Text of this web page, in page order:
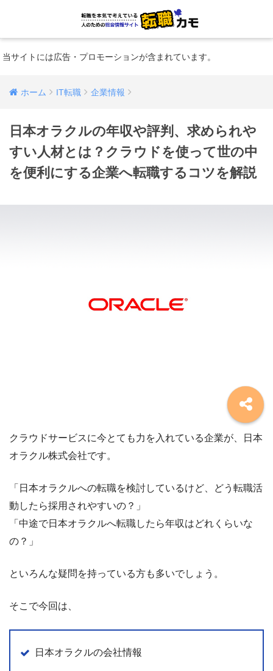
当サイトには広告・プロモーションが含まれています。
ホーム IT転職 企業情報
日本オラクルの年収や評判、求められや
すい人材とは？クラウドを使って世の中
を便利にする企業へ転職するコツを解説
クラウドサービスに今とても力を入れている企業が、日本
オラクル株式会社です。
「日本オラクルへの転職を検討しているけど、どう転職活
動したら採用されやすいの？」
「中途で日本オラクルへ転職したら年収はどれくらいな
の？」
といろんな疑問を持っている方も多いでしょう。
そこで今回は、
日本オラクルの会社情報